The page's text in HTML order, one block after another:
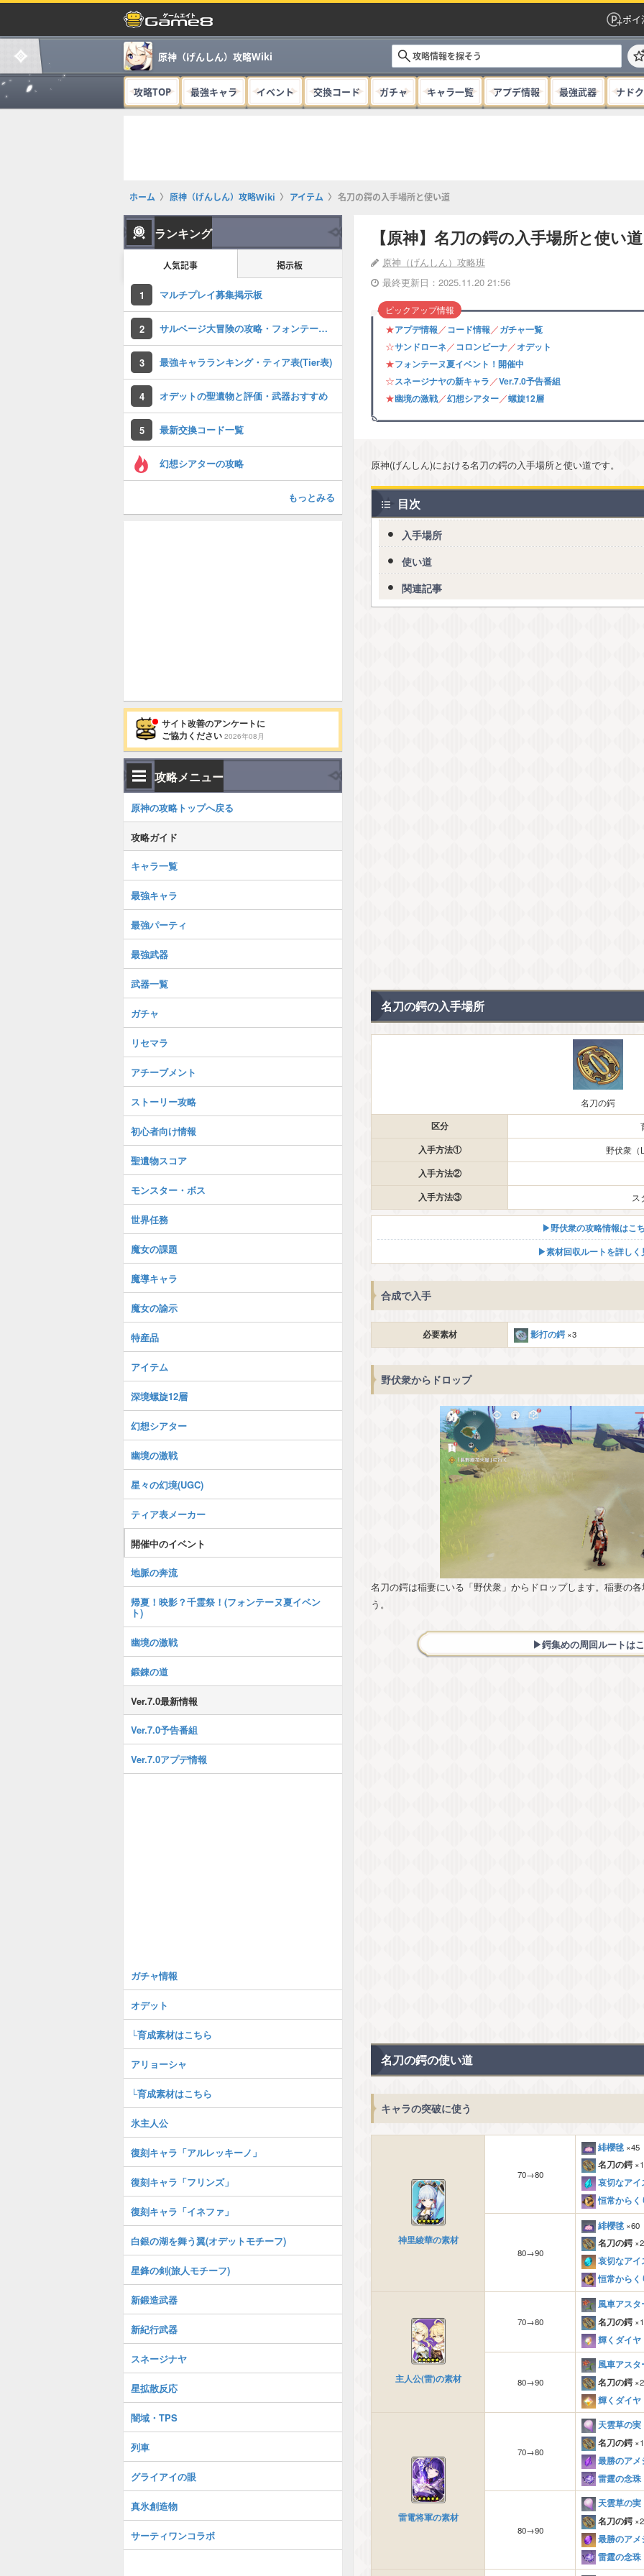
ポイ
原神（げんしん）攻略Wiki
攻略TOP 最強キャラ イベント 交換コード ガチャ キャラ一覧 アプデ情報 最強武器 ナド
ホーム 原神（げんしん）攻略Wiki アイテム 名刀の鍔の入手場所と使い道
【原神】名刀の鍔の入手場所と使い道
原神（げんしん）攻略班
最終更新日：2025.11.20 21:56
★アプデ情報／コード情報／ガチャ一覧
☆サンドローネ／コロンビーナ／オデット
★フォンテーヌ夏イベント！開催中
☆スネージナヤの新キャラ／Ver.7.0予告番組
★幽境の激戦／幻想シアター／螺旋12層
ピックアップ情報
原神(げんしん)における名刀の鍔の入手場所と使い道です。
目次
入手場所
使い道
関連記事
名刀の鍔の入手場所
名刀の鍔
区分
入手方法① 野伏衆（
入手方法②
入手方法③
ス
▶︎野伏衆の攻略情報はこ
▶︎素材回収ルートを詳しく
合成で入手
必要素材 影打の鍔 ×3
野伏衆からドロップ
名刀の鍔は稲妻にいる「野伏衆」からドロップします。稲妻の
う。
▶︎鍔集めの周回ルートは
名刀の鍔の使い道
キャラの突破に使う
神里綾華の素材
70→80
緋櫻毬×45
名刀の鍔
哀切なア
恒常からく
80→90
緋櫻毬×60
名刀の鍔
哀切なア
恒常からく
主人公(雷)の素材
70→80
風車アスタ
名刀の鍔
輝くダイヤ
80→90
風車アスタ
名刀の鍔
輝くダイヤ
雷電将軍の素材
70→80
天雲草の実
名刀の鍔
最勝のア
雷霆の念珠
80→90
天雲草の実
名刀の鍔
最勝のアメ
雷霆の念珠
ランキング
人気記事 掲示板
1 マルチプレイ募集掲示板
2 サルベージ大冒険の攻略・フォンテーヌ夏イベント
3 最強キャラランキング・ティア表(Tier表)
4 オデットの聖遺物と評価・武器おすすめ
5 最新交換コード一覧
幻想シアターの攻略
もっとみる
サイト改善のアンケートに
ご協力ください 2026年08月
攻略メニュー
原神の攻略トップへ戻る
攻略ガイド
キャラ一覧
最強キャラ
最強パーティ
最強武器
武器一覧
ガチャ
リセマラ
アチーブメント
ストーリー攻略
初心者向け情報
聖遺物スコア
モンスター・ボス
世界任務
魔女の課題
魔導キャラ
魔女の諭示
特産品
アイテム
深境螺旋12層
幻想シアター
幽境の激戦
星々の幻境(UGC)
ティア表メーカー
開催中のイベント
地脈の奔流
帰夏！映影？千霊祭！(フォンテーヌ夏イベン
ト)
幽境の激戦
鍛錬の道
Ver.7.0最新情報
Ver.7.0予告番組
Ver.7.0アプデ情報
ガチャ情報
オデット
└育成素材はこちら
アリョーシャ
└育成素材はこちら
氷主人公
復刻キャラ「アルレッキーノ」
復刻キャラ「フリンズ」
復刻キャラ「イネファ」
白銀の湖を舞う翼(オデットモチーフ)
星鋒の剣(旅人モチーフ)
新鍛造武器
新紀行武器
スネージナヤ
星拡散反応
闇域・TPS
列車
グライアイの眼
真氷創造物
サーティワンコラボ